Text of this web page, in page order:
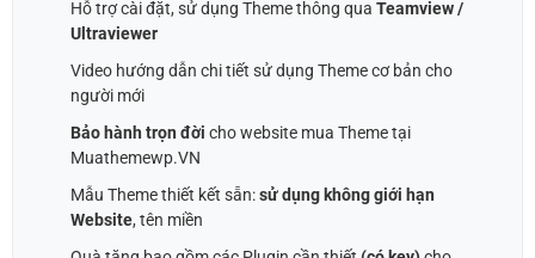
Hỗ trợ cài đặt, sử dụng Theme thông qua Teamview /
Ultraviewer
Video hướng dẫn chi tiết sử dụng Theme cơ bản cho
người mới
Bảo hành trọn đời cho website mua Theme tại
Muathemewp.VN
Mẫu Theme thiết kết sẵn:sử dụng không giới hạn
Website, tên miền